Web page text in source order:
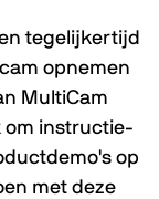
tegelijkertijd
opnemen
MultiCam
om instructie-
op
met deze